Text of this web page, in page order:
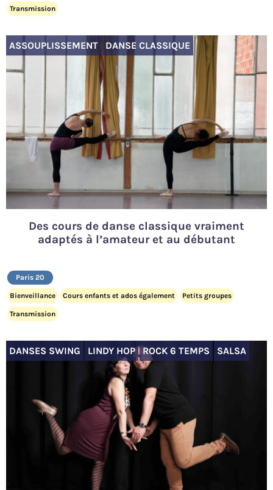
Transmission
ASSOUPLISSEMENT DANSE CLASSIQUE
Des cours de danse classique vraiment
adaptés à l’amateur et au débutant
Paris 20
Bienveillance Cours enfants et ados également Petits groupes
Transmission
DANSES SWING LINDY HOP ROCK 6 TEMPS SALSA